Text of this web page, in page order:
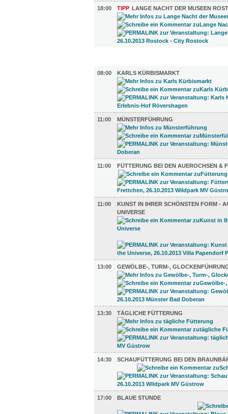
18:00 TIPP LANGE NACHT DER MUSEEN
08:00
KARLS KÜRBISMARKT
11:00 MÜNSTERFÜHRUNG
11:00 FÜTTERUNG BEI DEN AUEROCHSEN &
11:00
KUNST IN IHRER SCHÖNSTEN FORM -
UNIVERSE
13:00 GEWÖLBE-, TURM-,
13:30 TÄGLICHE FÜTTERUNG
14:30 SCHAUFÜTTERUNG BEI DEN
17:00 BLAUE STUNDE